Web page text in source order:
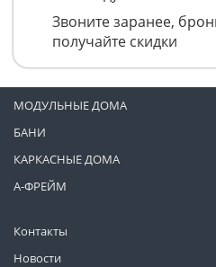
Звоните заранее,
получайте скидки
Контакты
Новости
МОДУЛЬНЫЕ ДОМА
БАНИ
КАРКАСНЫЕ ДОМА
А-ФРЕЙМ